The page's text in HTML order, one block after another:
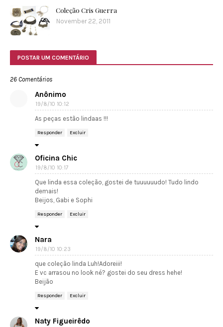
Coleção Cris Guerra
November 22, 2011
POSTAR UM COMENTÁRIO
26 Comentários
Anônimo
19/8/10 10:12
As peças estão lindaas !!!
Responder Excluir
Oficina Chic
19/8/10 10:17
Que linda essa coleção, gostei de tuuuuuudo! Tudo lindo
demais!
Beijos, Gabi e Sophi
Responder Excluir
Nara
19/8/10 10:23
que coleção linda Luh!Adoreiii!
E vc arrasou no look né? gostei do seu dress hehe!
Beijão
Responder Excluir
Naty Figueirêdo